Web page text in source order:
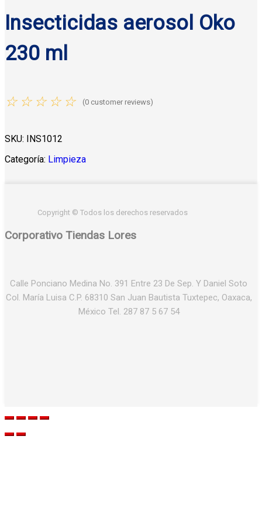
Insecticidas aerosol Oko
230 ml
☆ ☆ ☆ ☆ ☆ (0 customer reviews)
SKU: INS1012
Categoría: Limpieza
Copyright © Todos los derechos reservados
Corporativo Tiendas Lores
Calle Ponciano Medina No. 391 Entre 23 De Sep. Y Daniel Soto
Col. María Luisa C.P. 68310 San Juan Bautista Tuxtepec, Oaxaca,
México Tel. 287 87 5 67 54